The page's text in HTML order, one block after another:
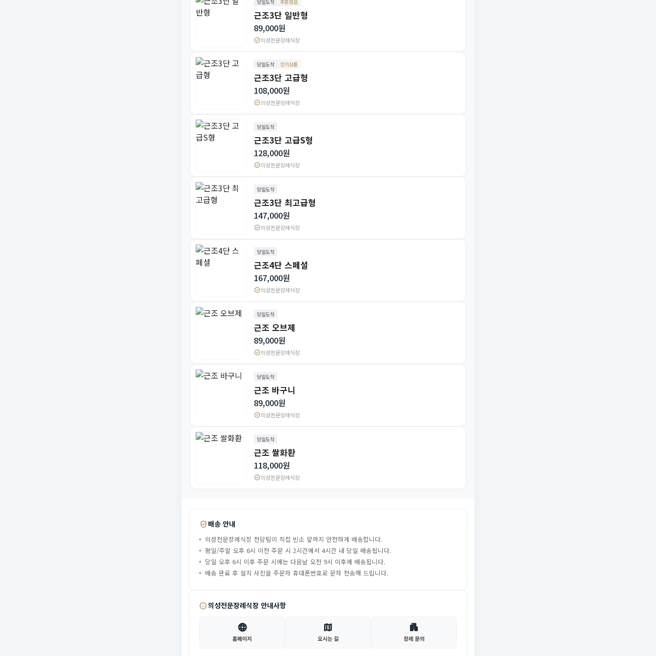
당일도착 주문많음
근조3단 일반형
89,000원
verified의성전문장례식장
당일도착 인기상품
근조3단 고급형
108,000원
verified의성전문장례식장
당일도착
근조3단 고급S형
128,000원
verified의성전문장례식장
당일도착
근조3단 최고급형
147,000원
verified의성전문장례식장
당일도착
근조4단 스페셜
167,000원
verified의성전문장례식장
당일도착
근조 오브제
89,000원
verified의성전문장례식장
당일도착
근조 바구니
89,000원
verified의성전문장례식장
당일도착
근조 쌀화환
118,000원
verified의성전문장례식장
verified_user 배송 안내
의성전문장례식장 전담팀이 직접 빈소 앞까지 안전하게 배송합니다.
평일/주말 오후 6시 이전 주문 시 2시간에서 4시간 내 당일 배송됩니다.
당일 오후 6시 이후 주문 시에는 다음날 오전 9시 이후에 배송됩니다.
배송 완료 후 설치 사진을 주문자 휴대폰번호로 문자 전송해 드립니다.
info의성전문장례식장 안내사항
language
홈페이지
map
오시는 길
apartment
장례 문의